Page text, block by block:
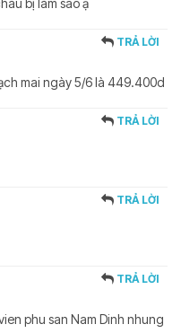
bị làm sao ạ
TRẢ LỜI
mai ngày 5/6 là 449.400d
TRẢ LỜI
TRẢ LỜI
TRẢ LỜI
phu san Nam Dinh nhung